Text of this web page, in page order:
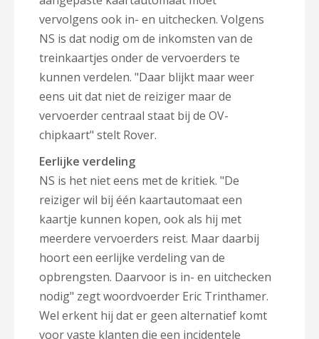
vervolgens ook in- en uitchecken. Volgens
NS is dat nodig om de inkomsten van de
treinkaartjes onder de vervoerders te
kunnen verdelen. "Daar blijkt maar weer
eens uit dat niet de reiziger maar de
vervoerder centraal staat bij de OV-
chipkaart" stelt Rover.
Eerlijke verdeling
NS is het niet eens met de kritiek. "De
reiziger wil bij één kaartautomaat een
kaartje kunnen kopen, ook als hij met
meerdere vervoerders reist. Maar daarbij
hoort een eerlijke verdeling van de
opbrengsten. Daarvoor is in- en uitchecken
nodig" zegt woordvoerder Eric Trinthamer.
Wel erkent hij dat er geen alternatief komt
voor vaste klanten die een incidentele